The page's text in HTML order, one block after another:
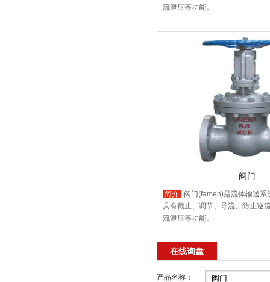
流泄压等功能。
阀门
简介
阀门(famen)是流体输送系
具有截止、调节、导流、防止逆
流泄压等功能。
在线询盘
产品名称：